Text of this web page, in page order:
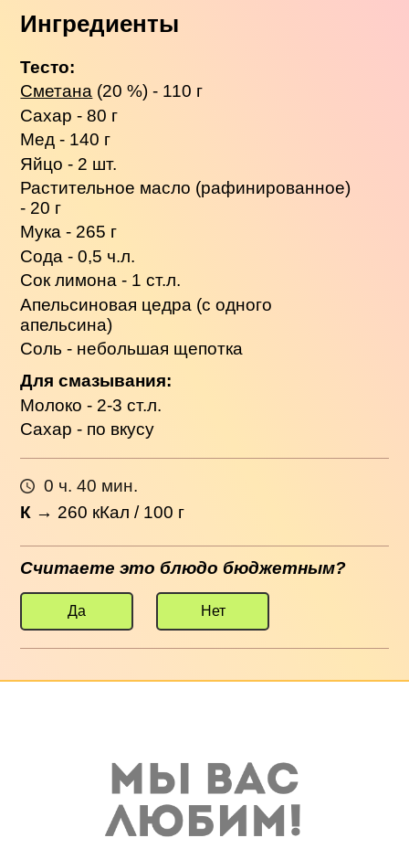
Ингредиенты
Тесто:
Сметана (20 %) - 110 г
Сахар - 80 г
Мед - 140 г
Яйцо - 2 шт.
Растительное масло (рафинированное)
- 20 г
Мука - 265 г
Сода - 0,5 ч.л.
Сок лимона - 1 ст.л.
Апельсиновая цедра (с одного
апельсина)
Соль - небольшая щепотка
Для смазывания:
Молоко - 2-3 ст.л.
Сахар - по вкусу
0 ч. 40 мин.
К → 260 кКал / 100 г
Считаете это блюдо бюджетным?
Да Нет